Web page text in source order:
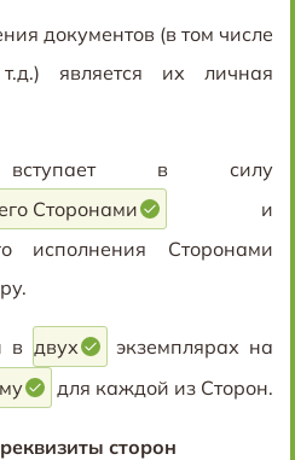
документов (в том числе
является их личная
в силу
Сторонами
и
исполнения Сторонами
в двух
экземплярах на
для каждой из Сторон.
сторон